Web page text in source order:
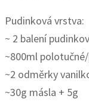
Pudinková vrstva:
~ 2 balení
~800ml
~2 odměrky
~30g másla + 5g